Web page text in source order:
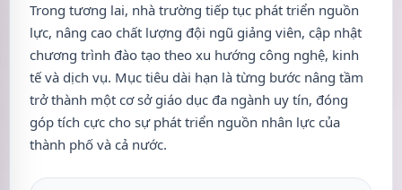
Trong tương lai, nhà trường tiếp tục phát triển nguồn
lực, nâng cao chất lượng đội ngũ giảng viên, cập nhật
chương trình đào tạo theo xu hướng công nghệ, kinh
tế và dịch vụ. Mục tiêu dài hạn là từng bước nâng tầm
trở thành một cơ sở giáo dục đa ngành uy tín, đóng
góp tích cực cho sự phát triển nguồn nhân lực của
thành phố và cả nước.